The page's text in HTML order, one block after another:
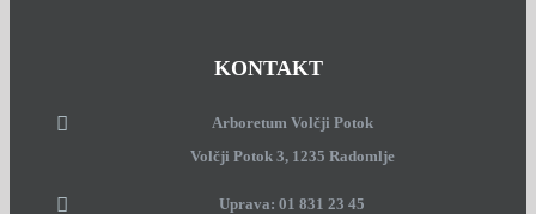
KONTAKT
Arboretum Volčji Potok
Volčji Potok 3, 1235 Radomlje
Uprava: 01 831 23 45